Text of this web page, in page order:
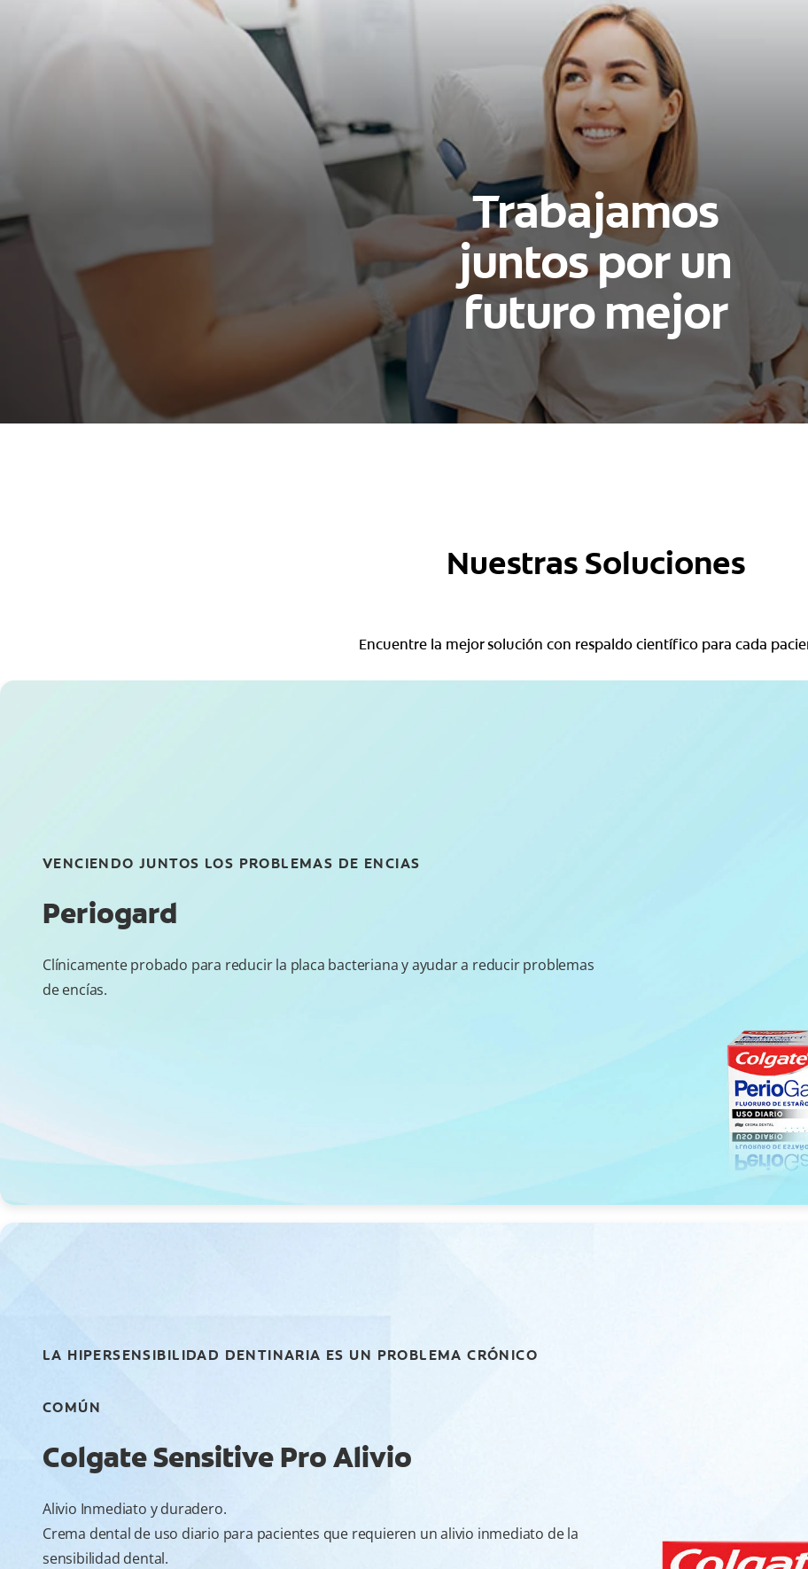
Trabajamos
juntos por un
futuro mejor
Nuestras Soluciones
Encuentre la mejor solución con respaldo científico para cada
VENCIENDO JUNTOS LOS PROBLEMAS DE ENCIAS
Periogard
Clínicamente probado para reducir la placa bacteriana y ayudar a reducir problemas
de encías.
LA HIPERSENSIBILIDAD DENTINARIA ES UN PROBLEMA CRÓNICO
COMÚN
Colgate Sensitive Pro Alivio
Alivio Inmediato y duradero.
Crema dental de uso diario para pacientes que requieren un alivio inmediato de la
sensibilidad dental.